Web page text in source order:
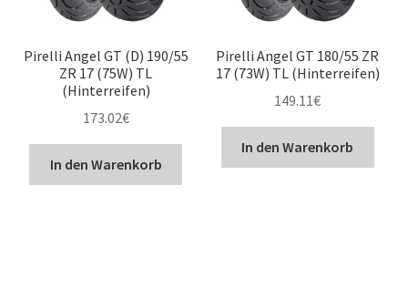
Pirelli Angel GT (D) 190/55
ZR 17 (75W) TL
(Hinterreifen)
173.02€
In den Warenkorb
Pirelli Angel GT 180/55 ZR
17 (73W) TL (Hinterreifen)
149.11€
In den Warenkorb